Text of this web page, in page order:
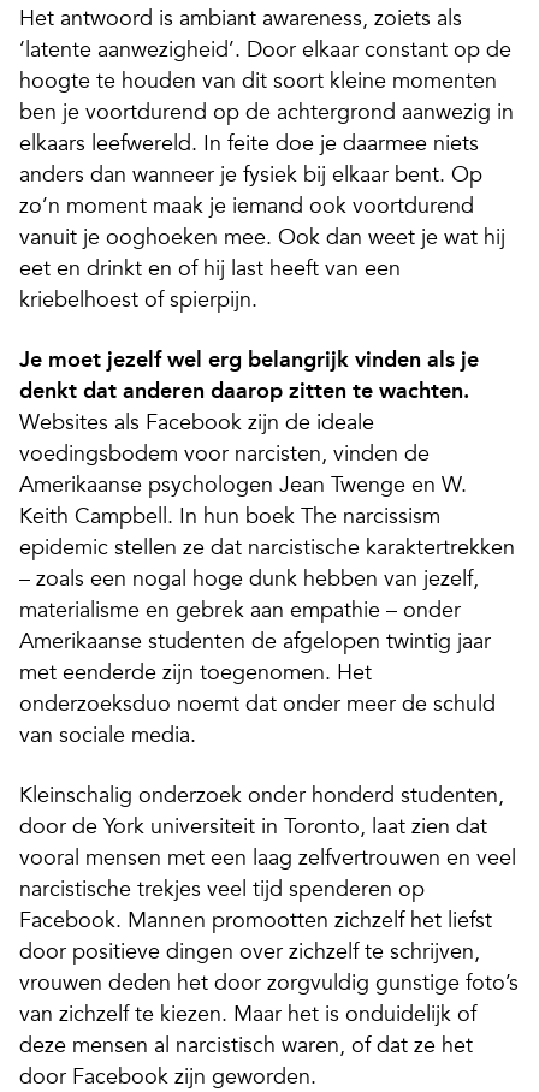
Het antwoord is ambiant awareness, zoiets als
‘latente aanwezigheid’. Door elkaar constant op de
hoogte te houden van dit soort kleine momenten
ben je voortdurend op de achtergrond aanwezig in
elkaars leefwereld. In feite doe je daarmee niets
anders dan wanneer je fysiek bij elkaar bent. Op
zo’n moment maak je iemand ook voortdurend
vanuit je ooghoeken mee. Ook dan weet je wat hij
eet en drinkt en of hij last heeft van een
kriebelhoest of spierpijn.
Je moet jezelf wel erg belangrijk vinden als je
denkt dat anderen daarop zitten te wachten.
Websites als Facebook zijn de ideale
voedingsbodem voor narcisten, vinden de
Amerikaanse psychologen Jean Twenge en W.
Keith Campbell. In hun boek The narcissism
epidemic stellen ze dat narcistische karaktertrekken
– zoals een nogal hoge dunk hebben van jezelf,
materialisme en gebrek aan empathie – onder
Amerikaanse studenten de afgelopen twintig jaar
met eenderde zijn toegenomen. Het
onderzoeksduo noemt dat onder meer de schuld
van sociale media.
Kleinschalig onderzoek onder honderd studenten,
door de York universiteit in Toronto, laat zien dat
vooral mensen met een laag zelfvertrouwen en veel
narcistische trekjes veel tijd spenderen op
Facebook. Mannen promootten zichzelf het liefst
door positieve dingen over zichzelf te schrijven,
vrouwen deden het door zorgvuldig gunstige foto’s
van zichzelf te kiezen. Maar het is onduidelijk of
deze mensen al narcistisch waren, of dat ze het
door Facebook zijn geworden.